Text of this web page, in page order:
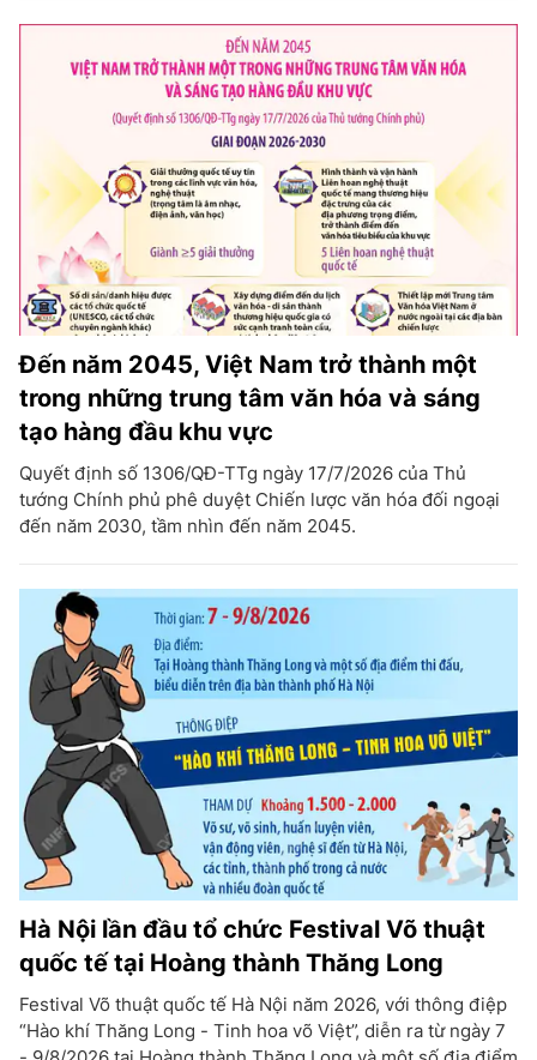
Đến năm 2045, Việt Nam trở thành một
trong những trung tâm văn hóa và sáng
tạo hàng đầu khu vực
Quyết định số 1306/QĐ-TTg ngày 17/7/2026 của Thủ
tướng Chính phủ phê duyệt Chiến lược văn hóa đối ngoại
đến năm 2030, tầm nhìn đến năm 2045.
Hà Nội lần đầu tổ chức Festival Võ thuật
quốc tế tại Hoàng thành Thăng Long
Festival Võ thuật quốc tế Hà Nội năm 2026, với thông điệp
“Hào khí Thăng Long - Tinh hoa võ Việt”, diễn ra từ ngày 7